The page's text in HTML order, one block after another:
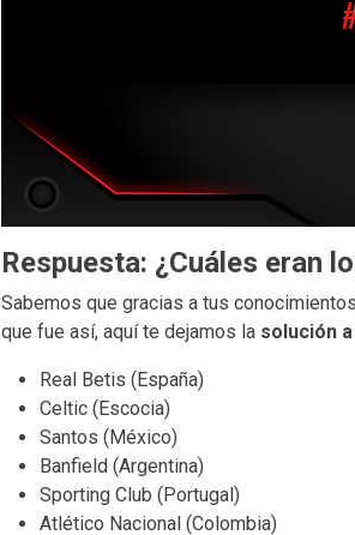
Respuesta: ¿Cuáles eran
Sabemos que gracias a tus
que fue así, aquí te dejamos la solución
Real Betis (España)
Celtic (Escocia)
Santos (México)
Banfield (Argentina)
Sporting Club (Portugal)
Atlético Nacional (Colombia)